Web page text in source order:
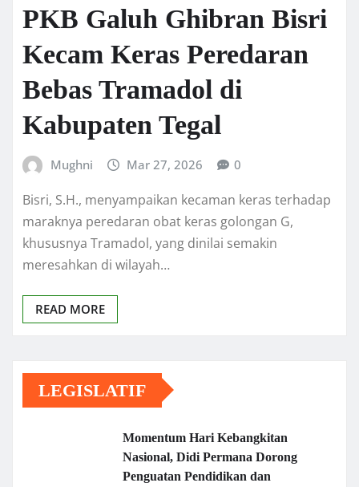
PKB Galuh Ghibran Bisri
Kecam Keras Peredaran
Bebas Tramadol di
Kabupaten Tegal
Mughni Mar 27, 2026 0
Bisri, S.H., menyampaikan kecaman keras terhadap
maraknya peredaran obat keras golongan G,
khususnya Tramadol, yang dinilai semakin
meresahkan di wilayah…
READ MORE
LEGISLATIF
Momentum Hari Kebangkitan
Nasional, Didi Permana Dorong
Penguatan Pendidikan dan